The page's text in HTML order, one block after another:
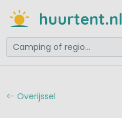
huurtent.nl
Overijssel